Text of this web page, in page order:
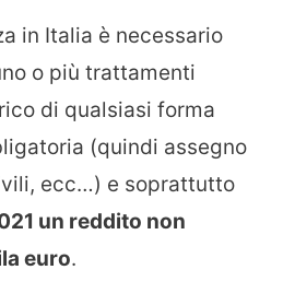
in Italia è necessario
o più trattamenti
di qualsiasi forma
(quindi assegno
ecc…) e soprattutto
un reddito non
euro.